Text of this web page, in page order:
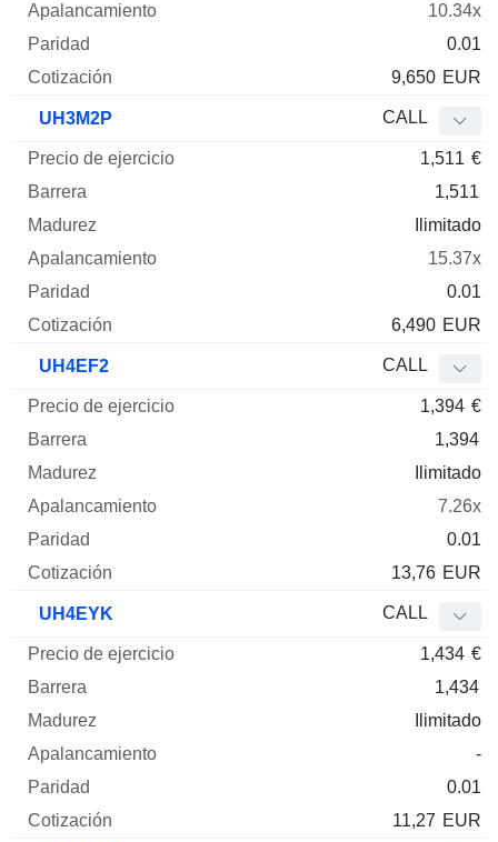
10.34x
0.01
9,650 EUR
UH3M2P CALL
1,511 €
1,511
Ilimitado
15.37x
0.01
6,490 EUR
UH4EF2 CALL
1,394 €
1,394
Ilimitado
7.26x
0.01
13,76 EUR
UH4EYK CALL
1,434 €
1,434
Ilimitado
-
0.01
11,27 EUR